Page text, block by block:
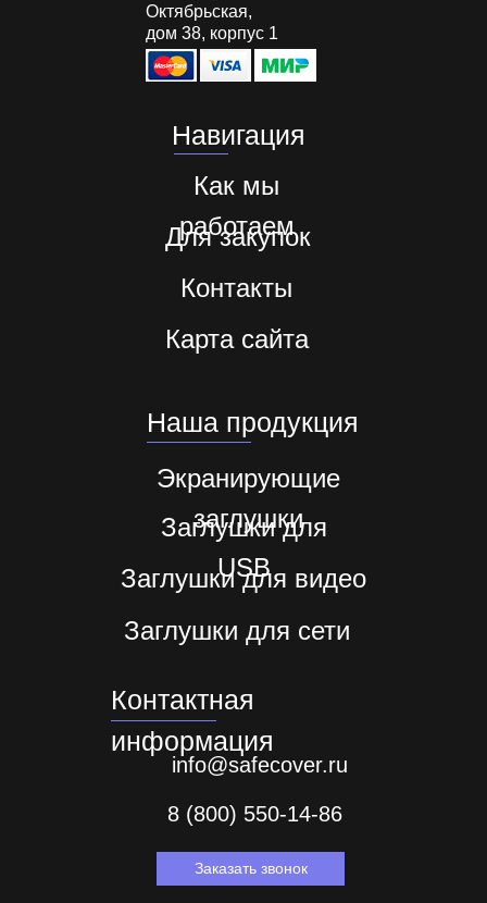
Наша продукция
Навигация
Контактная
информация
Заглушки для
USB
Экранирующие
заглушки
Заглушки для видео
Заглушки для сети
Как мы
работаем
Для закупок
Контакты
Карта сайта
Октябрьская,
дом 38, корпус 1
info@safecover.ru
8 (800) 550-14-86
Заказать звонок